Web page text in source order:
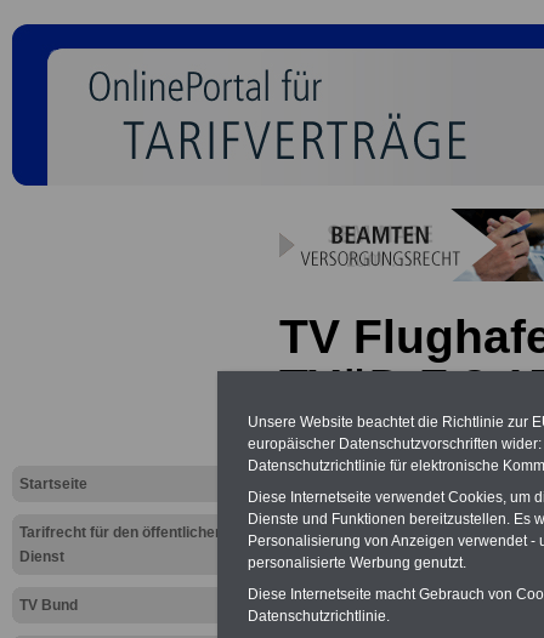
Startseite
Tarifrecht für den öffentlichen
Dienst
TV Bund
TV
TVöD-F §
und
Neu aufgelegt: Oktober
Unsere Website beachtet die Richtlinie zur
europäischer Datenschutzvorschriften
Datenschutzrichtlinie für elektronische
Diese Internetseite verwendet Cookies, um
Dienste und Funktionen bereitzustellen. Es
Personalisierung von Anzeigen verwendet
personalisierte Werbung genutzt.
Diese Internetseite macht Gebrauch von
Datenschutzrichtlinie.